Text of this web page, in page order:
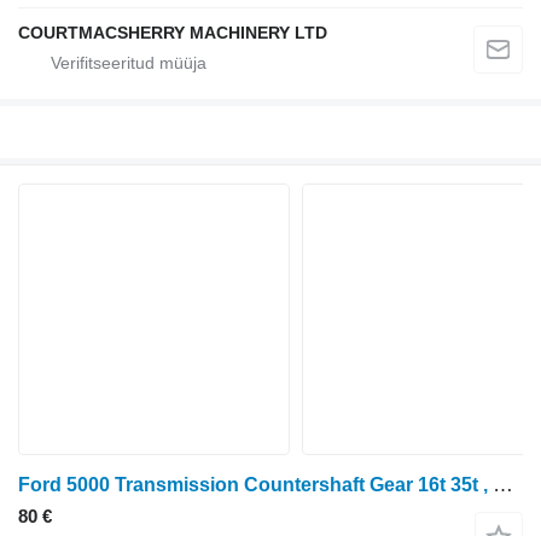
COURTMACSHERRY MACHINERY LTD
Ford 5000 Transmission Countershaft Gear 16t 35t , 81822961, 84148798 tüübi jaoks ratastraktori Ford 6410, 7010, 7710, 6810, 5110, 6710, 7610, 8010, 5610, 7810, 6610, 7610
80 €